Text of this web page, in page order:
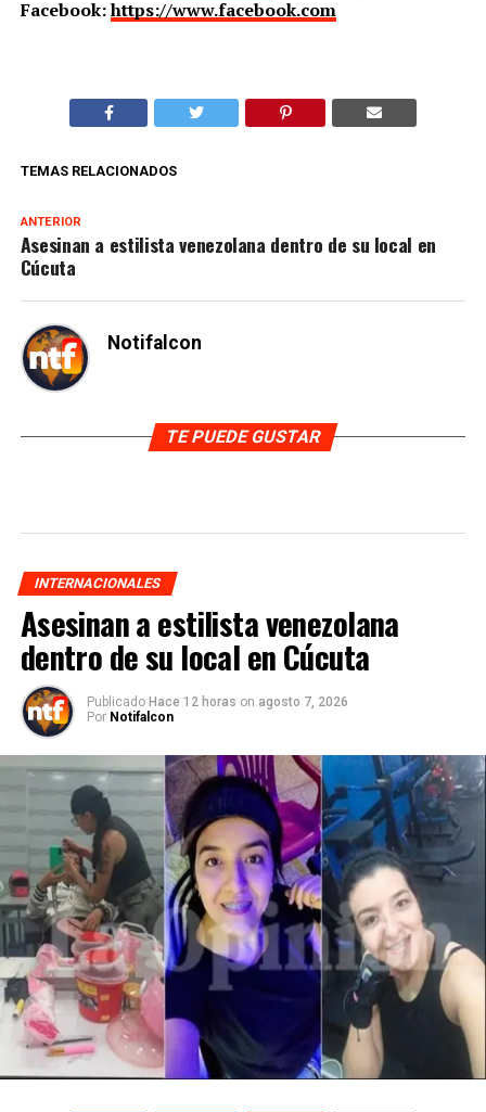
Facebook:https://www.facebook.com
TEMAS RELACIONADOS
ANTERIOR
Asesinan a estilista venezolana dentro de su local en
Cúcuta
Notifalcon
TE PUEDE GUSTAR
INTERNACIONALES
Asesinan a estilista venezolana
dentro de su local en Cúcuta
Publicado Hace 12 horas on agosto 7, 2026
Por Notifalcon